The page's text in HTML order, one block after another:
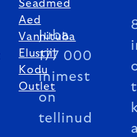
Juba
177 000
inimest
on
tellinud
Seadmed
Aed
Vannituba
Elustiil
Kodu
Outlet